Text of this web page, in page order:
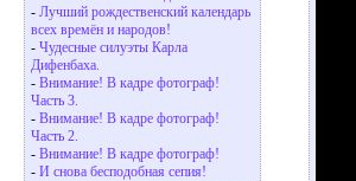
- Лучший рождественский календарь
всех времён и народов!
- Чудесные силуэты Карла
Дифенбаха.
- Внимание! В кадре фотограф!
Часть 3.
- Внимание! В кадре фотограф!
Часть 2.
- Внимание! В кадре фотограф!
- И снова бесподобная сепия!